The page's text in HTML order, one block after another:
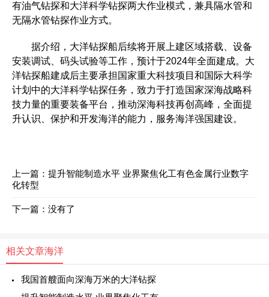
有油气钻探和大洋科学钻探两大作业模式，兼具隔水管和
无隔水管钻探作业方式。
据介绍，大洋钻探船后续将开展上建区域搭载、设备
安装调试、码头试验等工作，预计于2024年全面建成。大
洋钻探船建成后主要承担国家重大科技项目和国际大科学
计划中的大洋科学钻探任务，致力于打造国家深海战略科
技力量的重要装备平台，推动深海科技再创高峰，全面提
升认识、保护和开发海洋的能力，服务海洋强国建设。
上一篇： 提升智能制造水平 业界聚焦化工有色金属行业数字
化转型
下一篇：没有了
相关文章海洋
我国首艘面向深海万米的大洋钻探